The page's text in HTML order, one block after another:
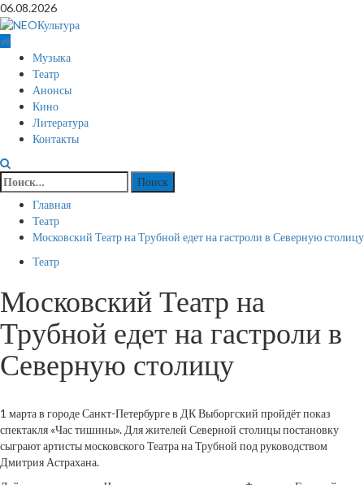
Перейти
к
содержимому
06.08.2026
Основное
меню
Музыка
Театр
Анонсы
Кино
Литература
Контакты
Найти:
Главная
Театр
Московский Театр на Трубной едет на гастроли в Северную столицу
Театр
Московский Театр на
Трубной едет на гастроли в
Северную столицу
1 марта в городе Санкт-Петербурге в ДК Выборгский пройдёт показ
спектакля «Час тишины». Для жителей Северной столицы постановку
сыграют артисты московского Театра на Трубной под руководством
Дмитрия Астрахана.